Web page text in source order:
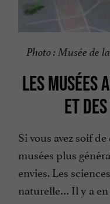
Photo : Musée de
LES MUSÉES
ET
Si vous avez soif
musées plus
envies. Les
naturelle… Il y a